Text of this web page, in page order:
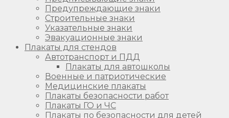
Предупреждающие знаки
Строительные знаки
Указательные знаки
Эвакуационные знаки
Плакаты для стендов
Автотранспорт и ПДД
Плакаты для автошколы
Военные и патриотические
Медицинские плакаты
Плакаты безопасности работ
Плакаты ГО и ЧС
Плакаты по безопасности для детей